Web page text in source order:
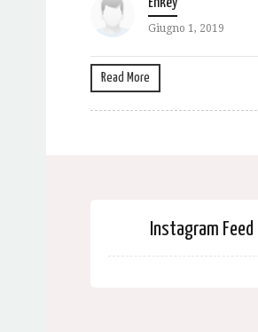
Enkey
Giugno 1, 2019
Read More
Instagram Feed